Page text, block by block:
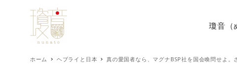
瓊音（
ホーム ヘブライと日本 真の愛国者なら、マグナBSP社を国会喚問せよ。